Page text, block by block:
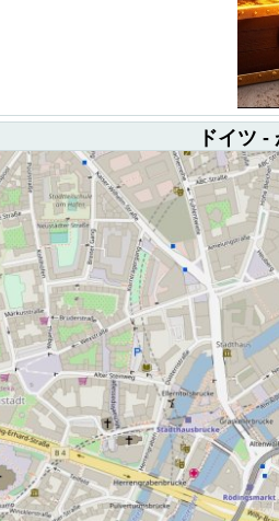
ドイツ